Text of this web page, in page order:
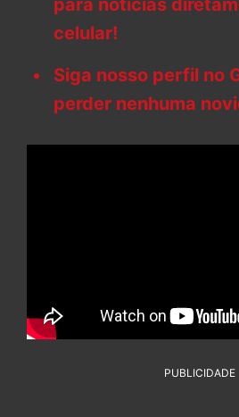
para notícias
celular!
Siga nosso perfil no
perder nenhuma
PUBLICIDADE